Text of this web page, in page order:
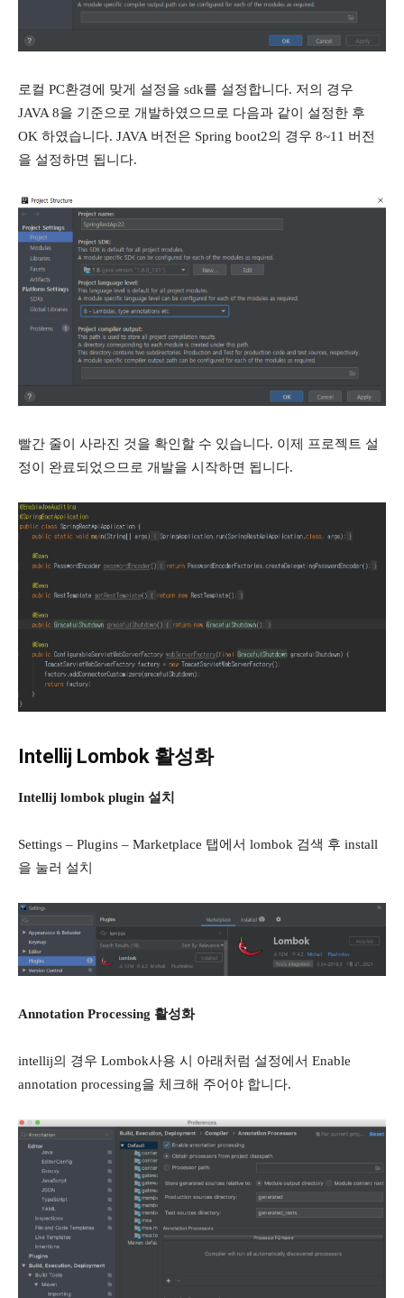
로컬 PC환경에 맞게 설정을 sdk를 설정합니다. 저의 경우
JAVA 8을 기준으로 개발하였으므로 다음과 같이 설정한 후
OK 하였습니다. JAVA 버전은 Spring boot2의 경우 8~11 버전
을 설정하면 됩니다.
빨간 줄이 사라진 것을 확인할 수 있습니다. 이제 프로젝트 설
정이 완료되었으므로 개발을 시작하면 됩니다.
Intellij Lombok 활성화
Intellij lombok plugin 설치
Settings – Plugins – Marketplace 탭에서 lombok 검색 후 install
을 눌러 설치
Annotation Processing 활성화
intellij의 경우 Lombok사용 시 아래처럼 설정에서 Enable
annotation processing을 체크해 주어야 합니다.